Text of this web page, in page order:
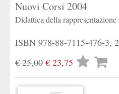
Nuovi Corsi 2004
Didattica della rappresentazione
ISBN 978-88-7115-476-3,
€ 25,00 € 23,75 Lista
desideri